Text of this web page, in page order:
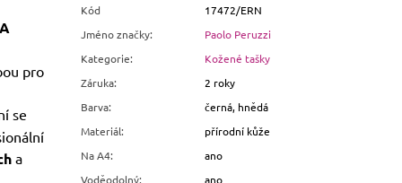
pro
se
a
Kód
17472/ERN
Jméno značky:
Paolo Peruzzi
Kategorie:
Kožené tašky
Záruka:
2 roky
Barva:
černá, hnědá
Materiál:
přírodní kůže
Na A4:
ano
Voděodolný: ano